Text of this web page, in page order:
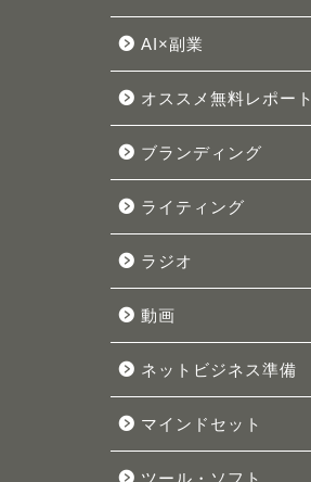
AI×副業
オススメ無料レポート
ブランディング
ライティング
ラジオ
動画
ネットビジネス準備
マインドセット
ツール・ソフト